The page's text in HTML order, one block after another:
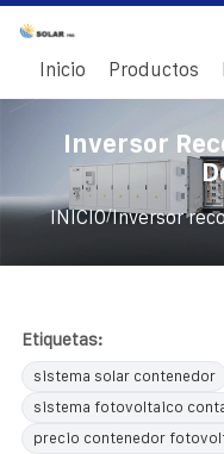
Inicio Productos
Inversor
INICIO/Inversor
Etiquetas:
sistema solar contenedor
sistema fotovoltaico
precio contenedor